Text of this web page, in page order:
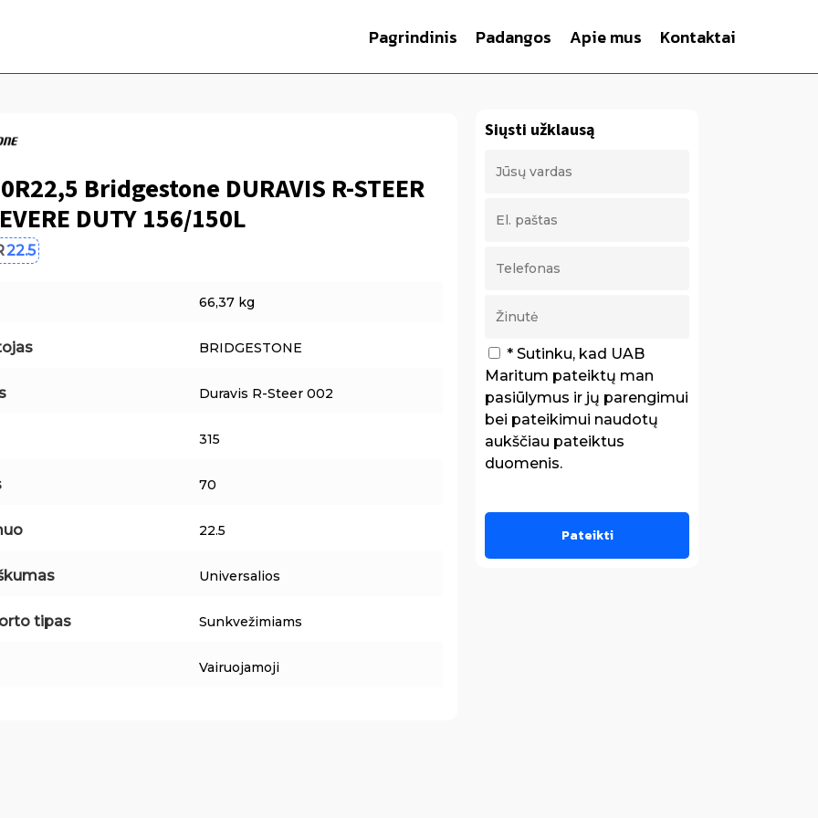
Pagrindinis Padangos Apie mus Kontaktai
Bridgestone DURAVIS R-STEER
DUTY 156/150L
22.5
66,37 kg
BRIDGESTONE
Duravis R-Steer 002
315
70
22.5
Universalios
tipas Sunkvežimiams
Vairuojamoji
Siųsti užklausą
* Sutinku, kad UAB
Maritum pateiktų man
pasiūlymus ir jų parengimui
bei pateikimui naudotų
aukščiau pateiktus
duomenis.